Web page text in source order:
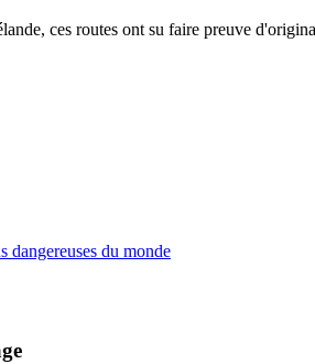
ces routes ont su faire preuve
dangereuses du monde